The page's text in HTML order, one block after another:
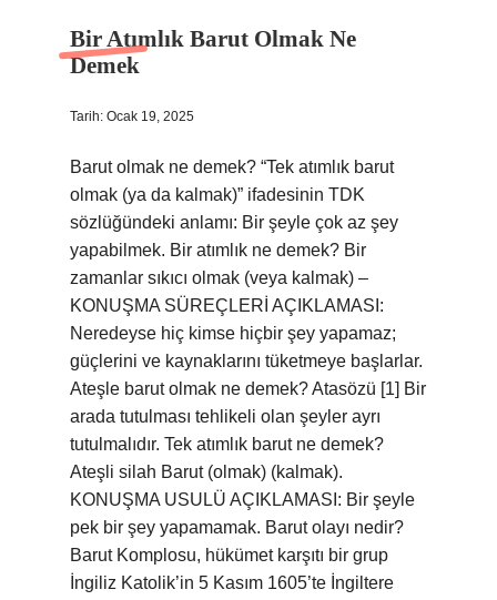
Bir Atımlık Barut Olmak Ne
Demek
Tarih: Ocak 19, 2025
Barut olmak ne demek? “Tek atımlık barut
olmak (ya da kalmak)” ifadesinin TDK
sözlüğündeki anlamı: Bir şeyle çok az şey
yapabilmek. Bir atımlık ne demek? Bir
zamanlar sıkıcı olmak (veya kalmak) –
KONUŞMA SÜREÇLERİ AÇIKLAMASI:
Neredeyse hiç kimse hiçbir şey yapamaz;
güçlerini ve kaynaklarını tüketmeye başlarlar.
Ateşle barut olmak ne demek? Atasözü [1] Bir
arada tutulması tehlikeli olan şeyler ayrı
tutulmalıdır. Tek atımlık barut ne demek?
Ateşli silah Barut (olmak) (kalmak).
KONUŞMA USULÜ AÇIKLAMASI: Bir şeyle
pek bir şey yapamamak. Barut olayı nedir?
Barut Komplosu, hükümet karşıtı bir grup
İngiliz Katolik’in 5 Kasım 1605’te İngiltere